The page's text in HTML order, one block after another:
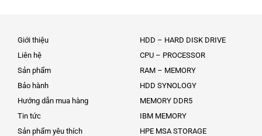
Giới thiệu
Liên hệ
Sản phẩm
Bảo hành
Hướng dẫn mua hàng
Tin tức
Sản phẩm yêu thích
HDD – HARD DISK DRIVE
CPU – PROCESSOR
RAM – MEMORY
HDD SYNOLOGY
MEMORY DDR5
IBM MEMORY
HPE MSA STORAGE